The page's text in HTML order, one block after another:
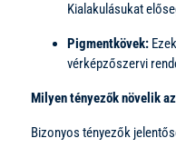
Kialakulásukat
Pigmentkövek:
vérképzőszervi
Milyen tényezők növelik
Bizonyos tényezők